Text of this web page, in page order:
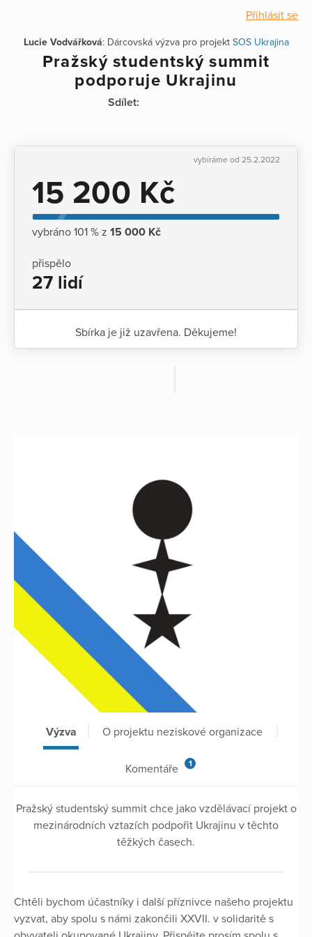
Přihlásit se
Lucie Vodvářková: Dárcovská výzva pro projekt SOS Ukrajina
Pražský studentský summit
podporuje Ukrajinu
Sdílet:
vybíráme od 25.2.2022
15 200 Kč
vybráno 101 % z 15 000 Kč
přispělo
27 lidí
Sbírka je již uzavřena. Děkujeme!
Výzva O projektu neziskové organizace
Komentáře 1
Pražský studentský summit chce jako vzdělávací projekt o
mezinárodních vztazích podpořit Ukrajinu v těchto
těžkých časech.
Chtěli bychom účastníky i další příznivce našeho projektu
vyzvat, aby spolu s námi zakončili XXVII. v solidaritě s